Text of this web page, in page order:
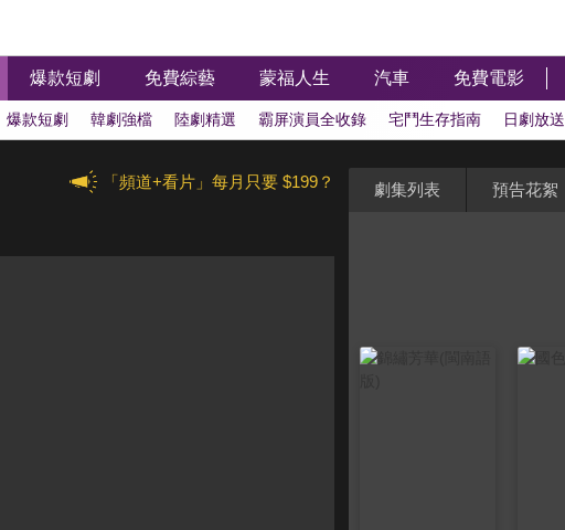
爆款短劇 免費綜藝 蒙福人生 汽車 免費電影
爆款短劇 韓劇強檔 陸劇精選 霸屏演員全收錄 宅鬥生存指南 日劇放送
「頻道+看片」每月只要 $199？ 劇集列表 預告花絮